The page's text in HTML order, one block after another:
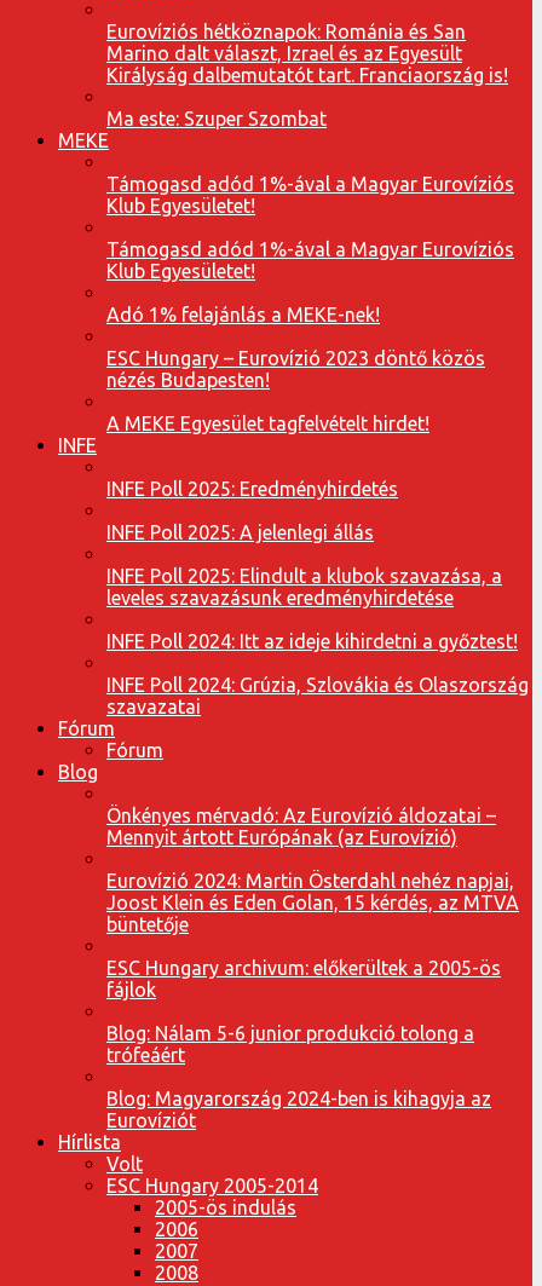
Eurovíziós hétköznapok: Románia és San
Marino dalt választ, Izrael és az Egyesült
Királyság dalbemutatót tart. Franciaország is!
Ma este: Szuper Szombat
MEKE
Támogasd adód 1%-ával a Magyar Eurovíziós
Klub Egyesületet!
Támogasd adód 1%-ával a Magyar Eurovíziós
Klub Egyesületet!
Adó 1% felajánlás a MEKE-nek!
ESC Hungary – Eurovízió 2023 döntő közös
nézés Budapesten!
A MEKE Egyesület tagfelvételt hirdet!
INFE
INFE Poll 2025: Eredményhirdetés
INFE Poll 2025: A jelenlegi állás
INFE Poll 2025: Elindult a klubok szavazása, a
leveles szavazásunk eredményhirdetése
INFE Poll 2024: Itt az ideje kihirdetni a győztest!
INFE Poll 2024: Grúzia, Szlovákia és Olaszország
szavazatai
Fórum
Fórum
Blog
Önkényes mérvadó: Az Eurovízió áldozatai –
Mennyit ártott Európának (az Eurovízió)
Eurovízió 2024: Martin Österdahl nehéz napjai,
Joost Klein és Eden Golan, 15 kérdés, az MTVA
büntetője
ESC Hungary archivum: előkerültek a 2005-ös
fájlok
Blog: Nálam 5-6 junior produkció tolong a
trófeáért
Blog: Magyarország 2024-ben is kihagyja az
Eurovíziót
Hírlista
Volt
ESC Hungary 2005-2014
2005-ös indulás
2006
2007
2008